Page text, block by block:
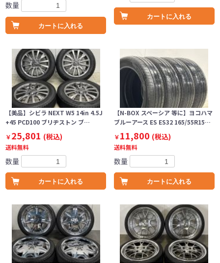
数量
カートに入れる
カートに入れる
【美品】シビラ NEXT W5 14in 4.5J
+45 PCD100 ブリヂストン ブ…
￥25,801 (税込)
送料無料
数量
カートに入れる
【N-BOX スペーシア 等に】ヨコハマ
ブルーアース ES ES32 165/55R15…
￥11,800 (税込)
送料無料
数量
カートに入れる